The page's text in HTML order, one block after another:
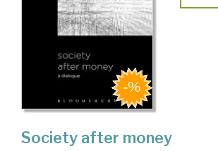
Society after money